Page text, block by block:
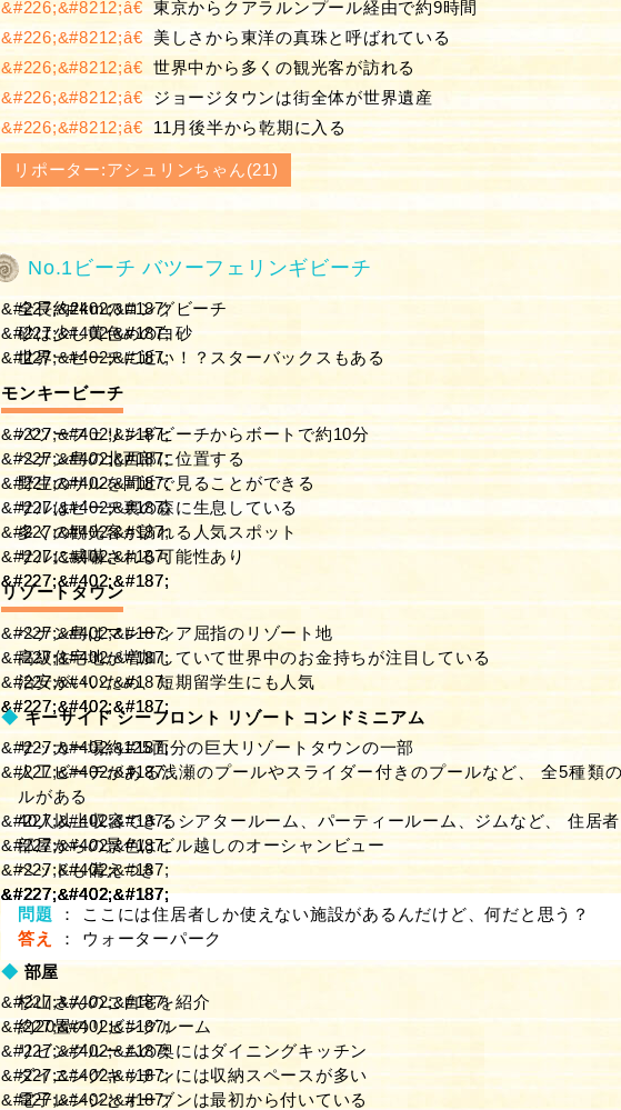
東京からクアラルンプール経由で約9時間
美しさから東洋の真珠と呼ばれている
世界中から多くの観光客が訪れる
ジョージタウンは街全体が世界遺産
11月後半から乾期に入る
リポーター:アシュリンちゃん(21)
No.1ビーチ バツーフェリンギビーチ
全長約2kmのロングビーチ
砂は少し黄色めの白砂
世界一ビーチに近い！？スターバックスもある
モンキービーチ
バツーフェリンギビーチからボートで約10分
ペナン島の北西部に位置する
野生のサルを間近で見ることができる
サルはビーチ裏の森に生息している
多くの観光客が訪れる人気スポット
サルに威嚇される可能性あり
リゾートタウン
ペナン島はマレーシア屈指のリゾート地
高級住宅地が増加していて世界中のお金持ちが注目している
治安がいいため、短期留学生にも人気
◆キーサイド シーフロント リゾート コンドミニアム
サッカー場約125面分の巨大リゾートタウンの一部
人工ビーチがある浅瀬のプールやスライダー付きのプールなど、 全5種類
ルがある
40人以上収容できるシアタールーム、パーティールーム、ジムなど、 住居
部屋からの景色はビル越しのオーシャンビュー
ベッドも備えつき
問題 ：
ここには住居者しか使えない施設があるんだけど、何だと思う？
答え
：
ウォーターパーク
◆ 部屋
杉山さんのご自宅を紹介
約20畳のリビングルーム
リビングルームの奥にはダイニングキッチン
ダイニングキッチンには収納スペースが多い
電子レンジとオーブンは最初から付いている